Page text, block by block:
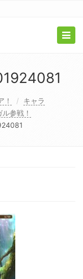
！
キャラ
参戦！